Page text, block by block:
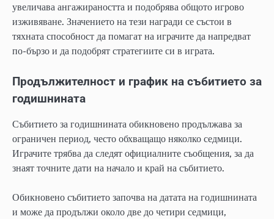
увеличава ангажираността и подобрява общото игрово
изживяване. Значението на тези награди се състои в
тяхната способност да помагат на играчите да напредват
по-бързо и да подобрят стратегиите си в играта.
Продължителност и график на събитието за
годишнината
Събитието за годишнината обикновено продължава за
ограничен период, често обхващащо няколко седмици.
Играчите трябва да следят официалните съобщения, за да
знаят точните дати на начало и край на събитието.
Обикновено събитието започва на датата на годишнината
и може да продължи около две до четири седмици,